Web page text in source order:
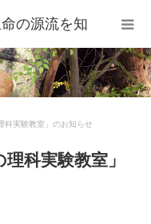
の源流を知
科実験教室」のお知らせ
科実験教室」